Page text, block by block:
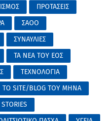
ΠΡΟΤΑΣΕΙΣ
ΣΑΟΟ
ΣΥΝΑΥΛΙΕΣ
ΤΑ ΝΕΑ ΤΟΥ ΕΟΣ
ΤΕΧΝΟΛΟΓΙΑ
ΤΟ SITE/BLOG ΤΟΥ ΜΗΝΑ